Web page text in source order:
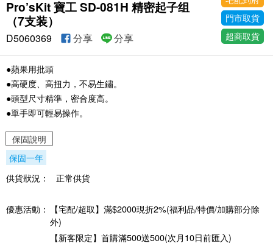
Pro’sKit 寶工 SD-081H 精密起子组
（7支装）
門市取貨
超商取貨
D5060369 分享 分享
●蘋果用批頭
●高硬度、高扭力，不易生鏽。
●頭型尺寸精準，密合度高。
●單手即可輕易操作。
保固說明
保固一年
供貨狀況：
正常供貨
優惠活動：
【宅配/超取】滿$2000現折2%(福利品/特價/加購部分除
外)
【新客限定】首購滿500送500(次月10日前匯入)